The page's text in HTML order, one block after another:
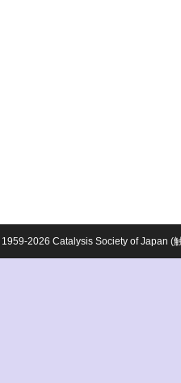
2026 Catalysis Society of Japan (